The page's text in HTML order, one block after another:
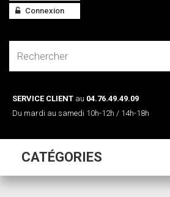
Connexion
SERVICE CLIENT au 04.76.49.49.09
Du mardi au samedi 10h-12h / 14h-18h
CATÉGORIES